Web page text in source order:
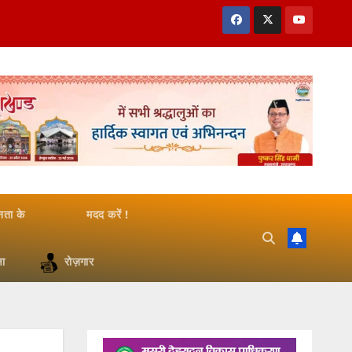
के मदद करें !
रोज़गार